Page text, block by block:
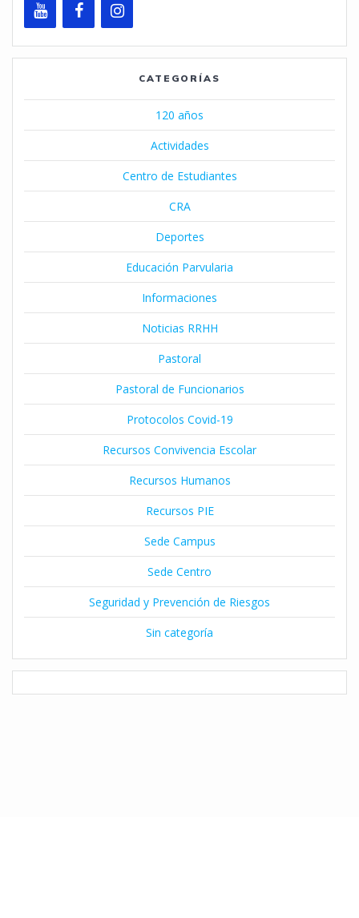
CATEGORÍAS
120 años
Actividades
Centro de Estudiantes
CRA
Deportes
Educación Parvularia
Informaciones
Noticias RRHH
Pastoral
Pastoral de Funcionarios
Protocolos Covid-19
Recursos Convivencia Escolar
Recursos Humanos
Recursos PIE
Sede Campus
Sede Centro
Seguridad y Prevención de Riesgos
Sin categoría